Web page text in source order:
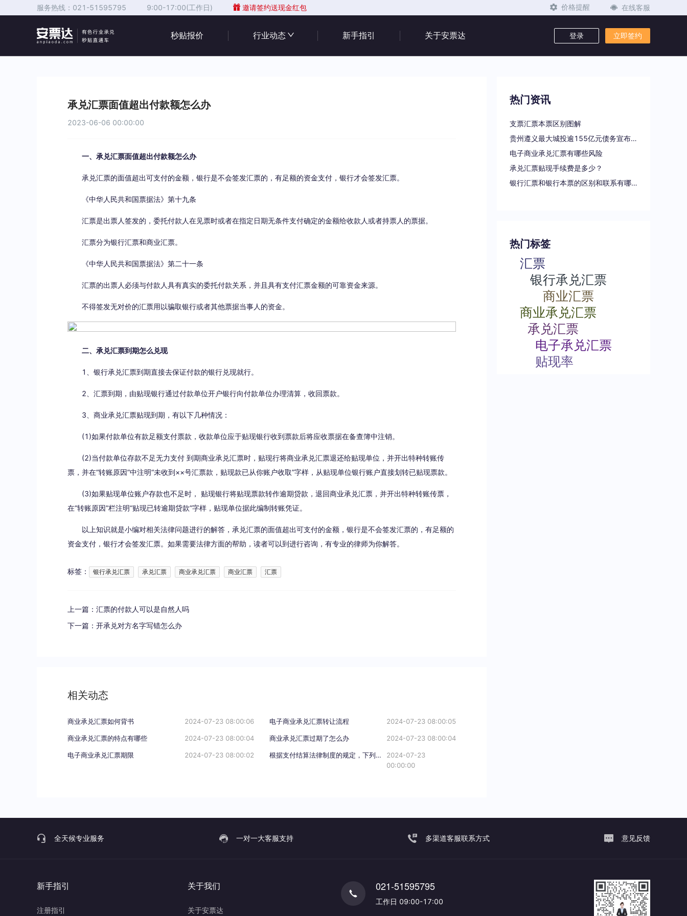
服务热线： 021-51595795 9:00-17:00(工作日) 邀请签约送现金红包 价格提醒 在线客服
秒贴报价 行业动态 新手指引 关于安票达 登录 立即签约
承兑汇票面值超出付款额怎么办
2023-06-06 00:00:00
一、承兑汇票面值超出付款额怎么办
承兑汇票的面值超出可支付的金额，银行是不会签发汇票的，有足额的资金支付，银行才会签发汇票。
《中华人民共和国票据法》第十九条
汇票是出票人签发的，委托付款人在见票时或者在指定日期无条件支付确定的金额给收款人或者持票人的票据。
汇票分为银行汇票和商业汇票。
《中华人民共和国票据法》第二十一条
汇票的出票人必须与付款人具有真实的委托付款关系，并且具有支付汇票金额的可靠资金来源。
不得签发无对价的汇票用以骗取银行或者其他票据当事人的资金。
二、承兑汇票到期怎么兑现
1、银行承兑汇票到期直接去保证付款的银行兑现就行。
2、汇票到期，由贴现银行通过付款单位开户银行向付款单位办理清算，收回票款。
3、商业承兑汇票贴现到期，有以下几种情况：
(1)如果付款单位有款足额支付票款，收款单位应于贴现银行收到票款后将应收票据在备查簿中注销。
(2)当付款单位存款不足无力支付 到期商业承兑汇票时，贴现行将商业承兑汇票退还给贴现单位，并开出特种转账传
票，并在“转账原因”中注明“未收到××号汇票款，贴现款已从你账户收取”字样，从贴现单位银行账户直接划转已贴现票款。
(3)如果贴现单位账户存款也不足时， 贴现银行将贴现票款转作逾期贷款，退回商业承兑汇票，并开出特种转账传票，
在“转账原因”栏注明“贴现已转逾期贷款”字样，贴现单位据此编制转账凭证。
以上知识就是小编对相关法律问题进行的解答，承兑汇票的面值超出可支付的金额，银行是不会签发汇票的，有足额的
资金支付，银行才会签发汇票。如果需要法律方面的帮助，读者可以到进行咨询，有专业的律师为你解答。
标签： 银行承兑汇票 承兑汇票 商业承兑汇票 商业汇票 汇票
上一篇： 汇票的付款人可以是自然人吗
下一篇： 开承兑对方名字写错怎么办
热门资讯
支票汇票本票区别图解
贵州遵义最大城投逾155亿元债务宣布重组
电子商业承兑汇票有哪些风险
承兑汇票贴现手续费是多少？
银行汇票和银行本票的区别和联系有哪些（一文读懂支票、本票和汇票的区别）
热门标签
汇票
银行承兑汇票
商业汇票
商业承兑汇票
承兑汇票
电子承兑汇票
贴现率
相关动态
商业承兑汇票如何背书 2024-07-23 08:00:06 电子商业承兑汇票转让流程 2024-07-23 08:00:05
商业承兑汇票的特点有哪些 2024-07-23 08:00:04 商业承兑汇票过期了怎么办 2024-07-23 08:00:04
电子商业承兑汇票期限 2024-07-23 08:00:02 根据支付结算法律制度的规定，下列关于电子银行承兑汇票持票人向银行申请办理贴现条件的表述中，不正确的是（）。
2024-07-23
00:00:00
全天候专业服务 一对一大客服支持 多渠道客服联系方式 意见反馈
新手指引
注册指引
关于我们
关于安票达
021-51595795
工作日 09:00-17:00